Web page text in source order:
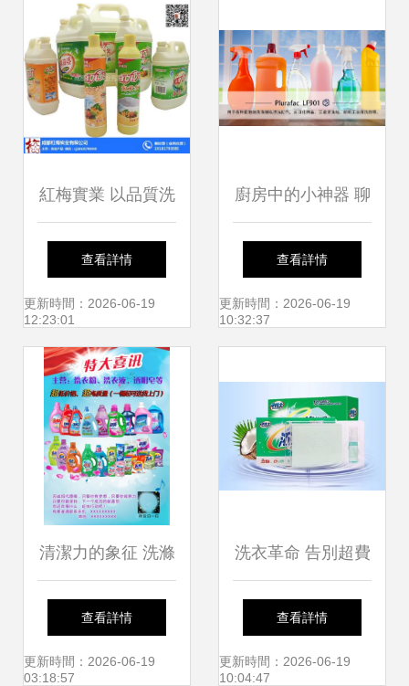
紅梅實業 以品質洗
滌詮釋健康生活
從“每一滴”潔凈開
始
查看詳情
更新時間：2026-06-19
12:23:01
廚房中的小神器 聊
聊日本水果清潔劑
的實用與方便
查看詳情
更新時間：2026-06-19
10:32:37
清潔力的象征 洗滌
用品與消費生活的
細膩對話
查看詳情
更新時間：2026-06-19
03:18:57
洗衣革命 告別超費
勁洗不干凈的困
擾，因為它就是你
查看詳情
更新時間：2026-06-19
10:04:47